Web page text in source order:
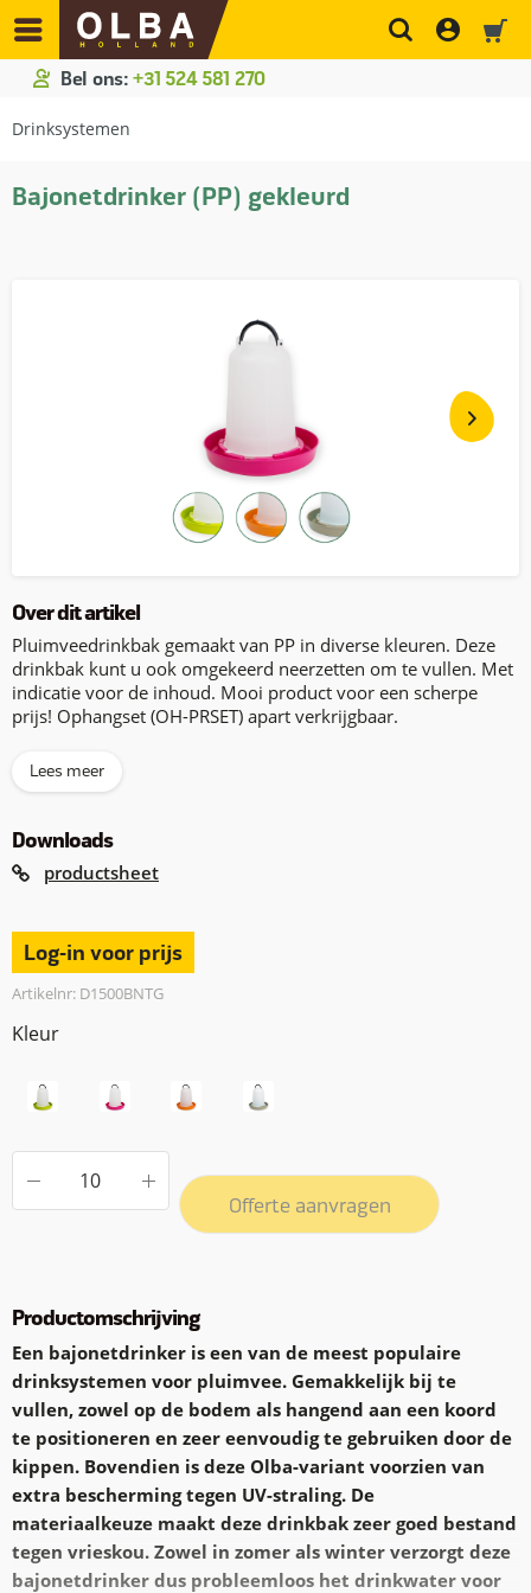
Bel ons: +31 524 581 270
Drinksystemen
Bajonetdrinker (PP) gekleurd
Over dit artikel
Pluimveedrinkbak gemaakt van PP in diverse kleuren. Deze
drinkbak kunt u ook omgekeerd neerzetten om te vullen. Met
indicatie voor de inhoud. Mooi product voor een scherpe
prijs! Ophangset (OH-PRSET) apart verkrijgbaar.
Lees meer
Downloads
productsheet
Log-in voor prijs
Artikelnr: D1500BNTG
Kleur
Offerte aanvragen
Productomschrijving
Een bajonetdrinker is een van de meest populaire
drinksystemen voor pluimvee. Gemakkelijk bij te
vullen, zowel op de bodem als hangend aan een koord
te positioneren en zeer eenvoudig te gebruiken door de
kippen. Bovendien is deze Olba-variant voorzien van
extra bescherming tegen UV-straling. De
materiaalkeuze maakt deze drinkbak zeer goed bestand
tegen vrieskou. Zowel in zomer als winter verzorgt deze
bajonetdrinker dus probleemloos het drinkwater voor